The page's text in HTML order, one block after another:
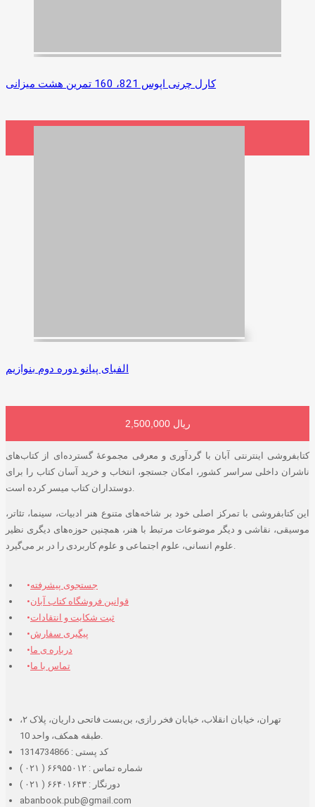
کارل چرنی اپوس 821، 160 تمرین هشت میزانی
الفبای پیانو دوره دوم بنوازیم
2,500,000 ریال
افزودن به سبد خرید
کتابفروشی اینترنتی آبان با گردآوری و معرفی مجموعۀ گسترده‌ای از کتاب‌های
ناشران داخلی سراسر کشور، امکان جستجو، انتخاب و خرید آسان کتاب را برای
دوستداران کتاب میسر کرده است.
این کتابفروشی با تمرکز اصلی خود بر شاخه‌های متنوع هنر ادبیات، سینما، تئاتر،
موسیقی، نقاشی و دیگر موضوعات مرتبط با هنر، همچنین حوزه‌های دیگری نظیر
علوم انسانی، علوم اجتماعی و علوم کاربردی را در بر می‌گیرد.
جستجوی پیشرفته
قوانین فروشگاه کتاب آبان
ثبت شکایت و انتقادات
پیگیری سفارش
درباره ی ما
تماس با ما
تهران، خیابان انقلاب، خیابان فخر رازی، بن‌بست فاتحی داریان، پلاک ۲،
طبقه همکف، واحد 10.
کد پستی : 1314734866
شماره تماس : ۶۶۹۵۵۰۱۲ ( ۰۲۱ )
دورنگار : ۶۶۴۰۱۶۴۳ ( ۰۲۱ )
abanbook.pub@gmail.com